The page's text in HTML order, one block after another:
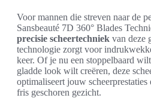
Voor mannen die streven naar de
Sansbeauté 7D 360° Blades
precisie scheertechniek van deze
technologie zorgt voor
keer. Of je nu een stoppelbaard
gladde look wilt creëren, deze
optimaliseert jouw scheerprestaties
fris geschoren gezicht.